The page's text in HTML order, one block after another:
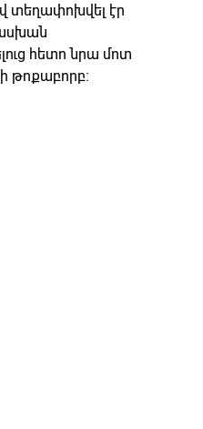
տեղափոխվել էր
հետո նրա մոտ
թոքաբորբ։